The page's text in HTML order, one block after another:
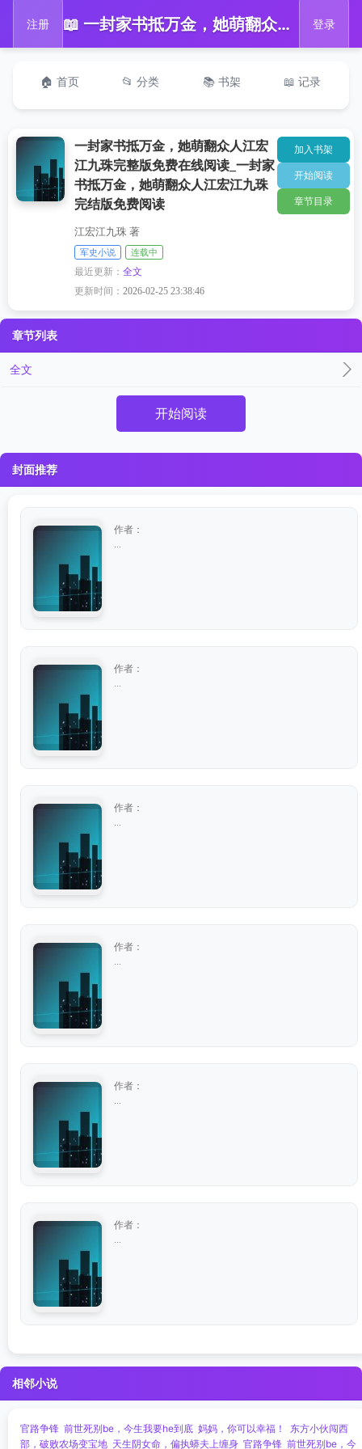
注册 📖 一封家书抵万金，她萌翻众人江宏江九珠完整版免费在线阅读_一封家书抵万金，她萌翻众人江宏江九珠完结版免费阅读 登录
🏠 首页 📂 分类 📚 书架 📖 记录
一封家书抵万金，她萌翻众人江宏
江九珠完整版免费在线阅读_一封家
书抵万金，她萌翻众人江宏江九珠
完结版免费阅读
江宏江九珠 著
军史小说 连载中
最近更新：全文
更新时间：2026-02-25 23:38:46
加入书架
开始阅读
章节目录
章节列表
全文
开始阅读
封面推荐
作者：
作者：
作者：
作者：
作者：
作者：
相邻小说
官路争锋 前世死别be，今生我要he到底 妈妈，你可以幸福！
东方小伙闯西
部，破败农场变宝地 天生阴女命，偏执蟒夫上缠身 官路争锋 前世死别be，今